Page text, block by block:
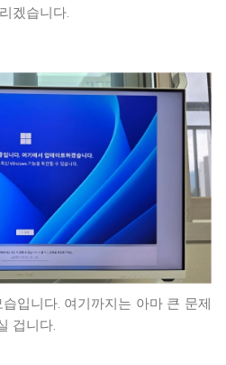
겠습니다.
입니다. 여기까지는 아마 큰 문제
겁니다.